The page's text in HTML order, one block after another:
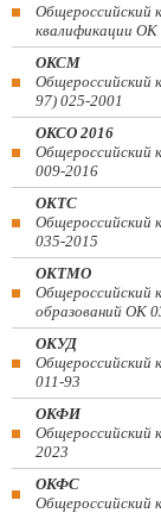
Общероссийский
квалификации ОК
ОКСМ
Общероссийский
97) 025-2001
ОКСО 2016
Общероссийский
009-2016
ОКТС
Общероссийский
035-2015
ОКТМО
Общероссийский
образований ОК
ОКУД
Общероссийский
011-93
ОКФИ
Общероссийский
2023
ОКФС
Общероссийский